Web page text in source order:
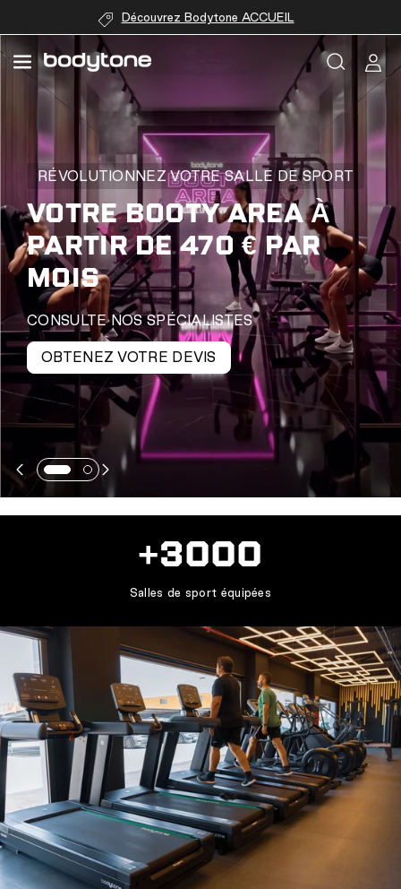
contenu
Découvrez Bodytone ACCUEIL
RÉVOLUTIONNEZ VOTRE SALLE DE SPORT
VOTRE BOOTY AREA À
PARTIR DE 470 € PAR
MOIS
CONSULTE NOS SPÉCIALISTES
OBTENEZ VOTRE DEVIS
+3000
Salles de sport équipées